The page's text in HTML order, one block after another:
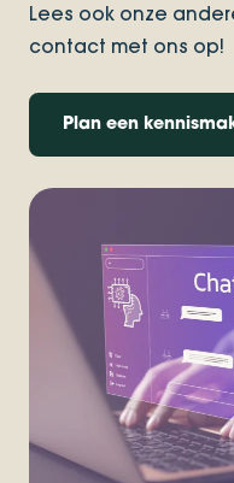
Lees ook onze
contact met ons op!
Plan een